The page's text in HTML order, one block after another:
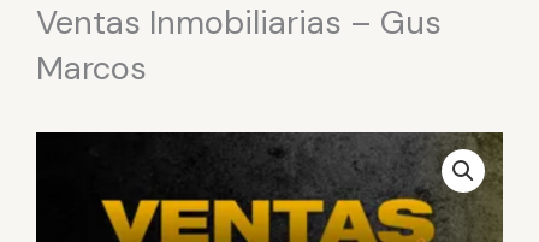
Ventas Inmobiliarias – Gus
Marcos